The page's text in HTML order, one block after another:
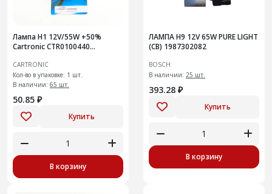
Лампа H1 12V/55W +50%
Cartronic CTR0100440
света от стандартной
CARTRONIC
Кол-во в упаковке: 1 шт.
В наличии: 65 шт.
50.85 ₽
Купить
В корзину
ЛАМПА H9 12V 65W PURE LIGHT
(CB) 1987302082
BOSCH
В наличии: 25 шт.
393.28 ₽
Купить
В корзину